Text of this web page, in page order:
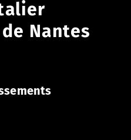
Nantes